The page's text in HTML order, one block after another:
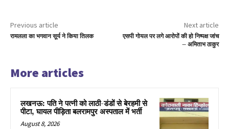
Previous article
रामलला का भगवान सूर्य ने किया तिलक
Next article
एसपी गोयल पर लगे आरोपों की हो निष्पक्ष जांच
– अमिताभ ठाकुर
More articles
लखनऊ: पति ने पत्नी को लाठी-डंडों से बेरहमी से
पीटा, घायल पीड़िता बलरामपुर अस्पताल में भर्ती
August 8, 2026